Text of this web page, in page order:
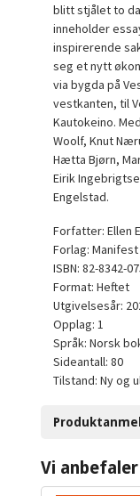
blitt stjålet to
inneholder
inspirerende
seg et nytt
via bygda på
vestkanten, til
Kautokeino.
Woolf, Knut
Hætta Bjørn,
Eirik
Engelstad.
Forfatter: Ellen
Forlag: Manifest
ISBN: 82-8342-
Format: Heftet
Utgivelsesår:
Opplag: 1
Språk: Norsk
Sideantall: 80
Tilstand: Ny og
Vi